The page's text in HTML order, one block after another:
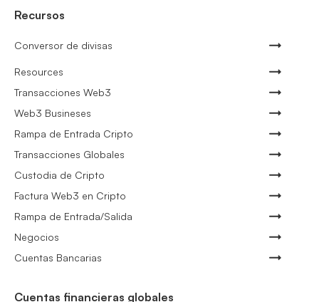
Recursos
Conversor de divisas
Resources
Transacciones Web3
Web3 Busineses
Rampa de Entrada Cripto
Transacciones Globales
Custodia de Cripto
Factura Web3 en Cripto
Rampa de Entrada/Salida
Negocios
Cuentas Bancarias
Cuentas financieras globales